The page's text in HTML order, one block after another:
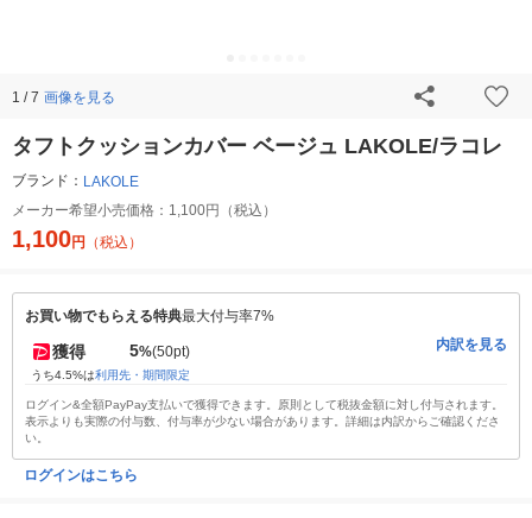
1 / 7 画像を見る
タフトクッションカバー ベージュ LAKOLE/ラコレ
ブランド： LAKOLE
メーカー希望小売価格： 1,100円（税込）
1,100円 （税込）
お買い物でもらえる特典最大付与率7%
獲得 5%(50pt)
うち4.5%は利用先・期間限定
内訳を見る
ログイン&全額PayPay支払いで獲得できます。原則として税抜金額に対し付与されます。
表示よりも実際の付与数、付与率が少ない場合があります。詳細は内訳からご確認くださ
い。
ログインはこちら